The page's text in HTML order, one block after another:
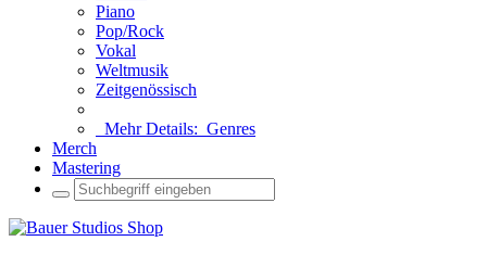
Piano
Pop/Rock
Vokal
Weltmusik
Zeitgenössisch
Mehr Details: Genres
Merch
Mastering